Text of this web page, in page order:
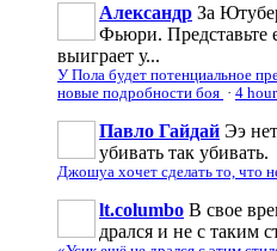
Александр За
Фьюри. Представьте
выиграет у...
У Пола будет потенциальное
новые подробности боя · 4
Павло Гайдай Ээ
убивать так убивать.
Джошуа хочет сделать то, что
lt.columbo В свое
дрался и не с таким